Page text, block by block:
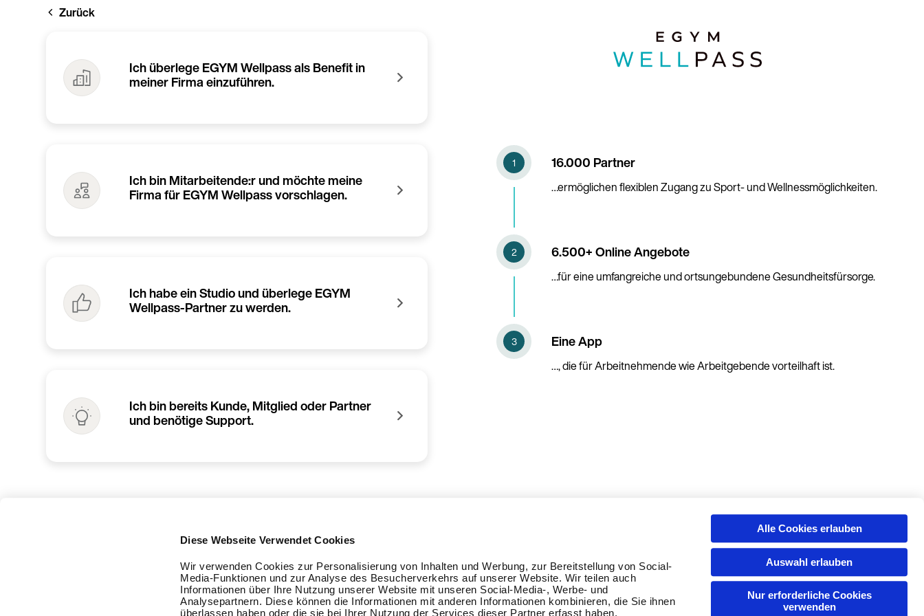
Diese Webseite Verwendet Cookies
Wir verwenden Cookies zur Personalisierung von Inhalten und Werbung, zur Bereitstellung von Social-
Media-Funktionen und zur Analyse des Besucherverkehrs auf unserer Website. Wir teilen auch
Informationen über Ihre Nutzung unserer Website mit unseren Social-Media-, Werbe- und
Analysepartnern. Diese können die Informationen mit anderen Informationen kombinieren, die Sie ihnen
überlassen haben oder die sie bei Ihrer Nutzung der Services dieser Partner erfasst haben.
Alle Cookies erlauben
Auswahl erlauben
Nur erforderliche Cookies
verwenden
Zurück
Ich überlege EGYM Wellpass als Benefit in
meiner Firma einzuführen.
Ich bin Mitarbeitende:r und möchte meine
Firma für EGYM Wellpass vorschlagen.
Ich habe ein Studio und überlege EGYM
Wellpass-Partner zu werden.
Ich bin bereits Kunde, Mitglied oder Partner
und benötige Support.
16.000 Partner
…ermöglichen flexiblen Zugang zu Sport- und Wellnessmöglichkeiten.
6.500+ Online Angebote
…für eine umfangreiche und ortsungebundene Gesundheitsfürsorge.
Eine App
…, die für Arbeitnehmende wie Arbeitgebende vorteilhaft ist.
Weiter auf Deutsch (Deutschland)